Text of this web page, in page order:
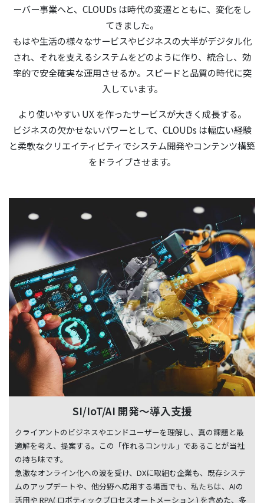
ーバー事業へと、 CLOUDs は時代の変遷とともに、変化をし
てきました。
もはや生活の様々なサービスやビジネスの大半がデジタル化
され、それを支えるシステムをどのように作り、統合し、効
率的で安全確実な運用させるか。 スピードと品質の時代に突
入しています。
より使いやすい UX を作ったサービスが大きく成長する。
ビジネスの欠かせないパワーとして、 CLOUDs は幅広い経験
と柔軟なクリエイティビティでシステム開発やコンテンツ構築
をドライブさせます。
SI/IoT/AI 開発～導入支援
クライアントのビジネスやエンドユーザーを理解し、真の課題と最
適解を考え、提案する。この「作れるコンサル」であることが当社
の持ち味です。
急激なオンライン化への波を受け、DXに取組む企業も、既存システ
ムのアップデートや、他分野へ応用する場面でも、私たちは、AIの
活用や RPA( ロボティックプロセスオートメーション ) を含めた、多